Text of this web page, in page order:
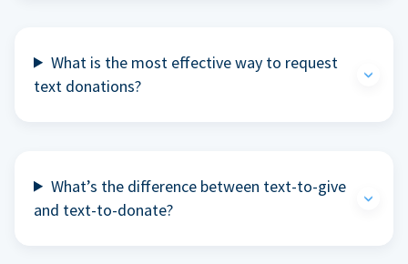
What is the most effective way to request
text donations?
What’s the difference between text-to-give
and text-to-donate?